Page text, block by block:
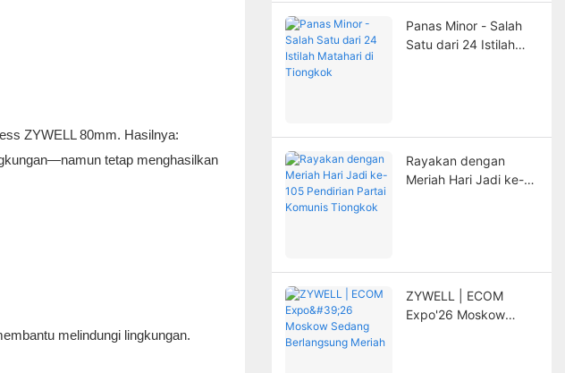
ZYWELL 80mm. Hasilnya:
tetap menghasilkan
melindungi lingkungan.
Panas Minor - Salah
Satu dari 24 Istilah
Rayakan dengan
Meriah Hari Jadi ke-
ZYWELL | ECOM
Expo'26 Moskow